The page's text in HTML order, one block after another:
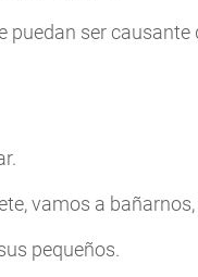
puedan ser
vamos a
pequeños.